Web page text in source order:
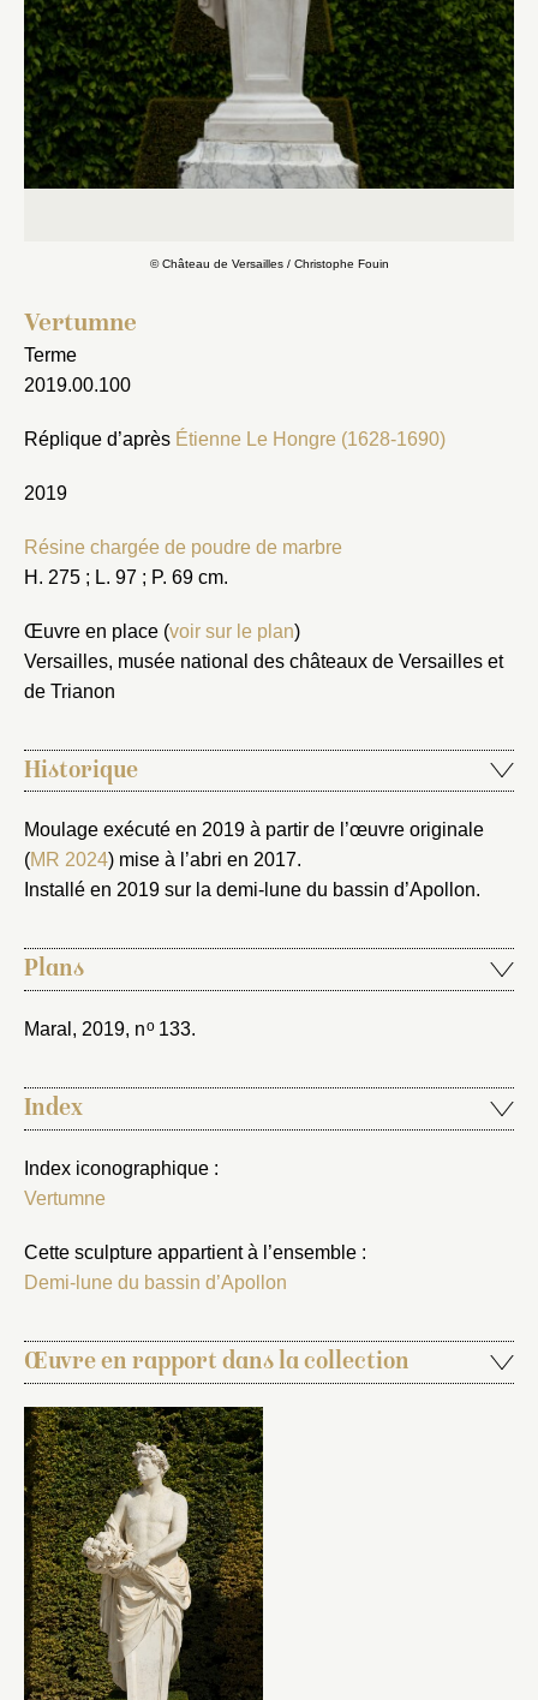
© Château de Versailles / Christophe Fouin
Vertumne
Terme
2019.00.100
Réplique d’après Étienne Le Hongre (1628-1690)
2019
Résine chargée de poudre de marbre
H. 275 ; L. 97 ; P. 69 cm.
Œuvre en place (voir sur le plan)
Versailles, musée national des châteaux de Versailles et
de Trianon
Historique
Moulage exécuté en 2019 à partir de l’œuvre originale
(MR 2024) mise à l’abri en 2017.
Installé en 2019 sur la demi-lune du bassin d’Apollon.
Plans
Maral, 2019, no133.
Index
Index iconographique :
Vertumne
Cette sculpture appartient à l’ensemble :
Demi-lune du bassin d’Apollon
Œuvre en rapport dans la collection
notice
Nom du dossier
Valider
Nouveau dossier
Créer et ajouter
Connexion
Courriel
Envoyer
Vous n'êtes pas encore inscrit ?Créer un compte
Vous avez oublié votre mot de passe ?